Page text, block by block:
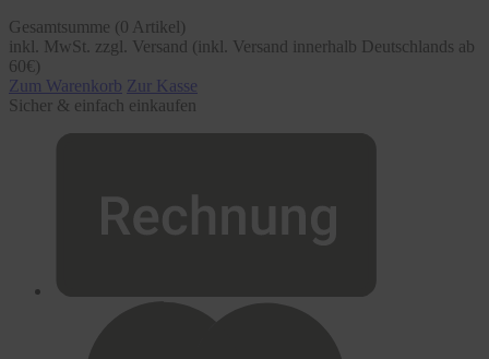
Gesamtsumme (0 Artikel)
inkl. MwSt. zzgl. Versand (inkl. Versand innerhalb Deutschlands ab
60€)
Zum Warenkorb Zur Kasse
Sicher & einfach einkaufen